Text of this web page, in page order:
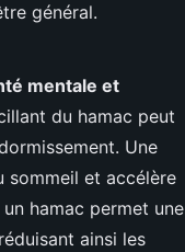
général.
mentale et
du hamac peut
Une
sommeil et accélère
hamac permet une
ainsi les